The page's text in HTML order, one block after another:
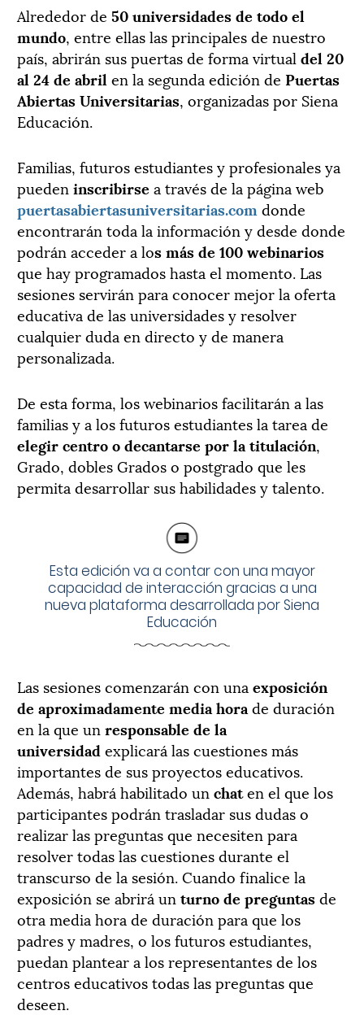
Alrededor de 50 universidades de todo el
mundo, entre ellas las principales de nuestro
país, abrirán sus puertas de forma virtual del 20
al 24 de abril en la segunda edición de Puertas
Abiertas Universitarias, organizadas por Siena
Educación.
Familias, futuros estudiantes y profesionales ya
pueden inscribirse a través de la página web
puertasabiertasuniversitarias.com donde
encontrarán toda la información y desde donde
podrán acceder a los más de 100 webinarios
que hay programados hasta el momento. Las
sesiones servirán para conocer mejor la oferta
educativa de las universidades y resolver
cualquier duda en directo y de manera
personalizada.
De esta forma, los webinarios facilitarán a las
familias y a los futuros estudiantes la tarea de
elegir centro o decantarse por la titulación,
Grado, dobles Grados o postgrado que les
permita desarrollar sus habilidades y talento.
Esta edición va a contar con una mayor
capacidad de interacción gracias a una
nueva plataforma desarrollada por Siena
Educación
Las sesiones comenzarán con una exposición
de aproximadamente media hora de duración
en la que un responsable de la
universidad explicará las cuestiones más
importantes de sus proyectos educativos.
Además, habrá habilitado un chaten el que los
participantes podrán trasladar sus dudas o
realizar las preguntas que necesiten para
resolver todas las cuestiones durante el
transcurso de la sesión. Cuando finalice la
exposición se abrirá un turno de preguntasde
otra media hora de duración para que los
padres y madres, o los futuros estudiantes,
puedan plantear a los representantes de los
centros educativos todas las preguntas que
deseen.